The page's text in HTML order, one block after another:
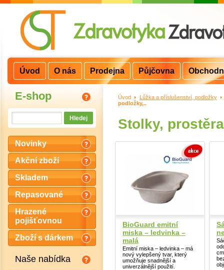
E-shop
Novinky
Akční zboží
Skladem
Repasované
Hrazené
pojišťovnou
Zboží s dárkem
Naše nabídka
Úvod > Lůžka a příslušenství, podložky >
podložky,..
Stolky,
BioGuard emitní
miska – ledvinka –
malá
Emitní miska – ledvinka – má
nový vylepšený tvar, který
umožňuje snadnější a
univerzálnější použití.
Úvod O nás Prodejna Půjčovna